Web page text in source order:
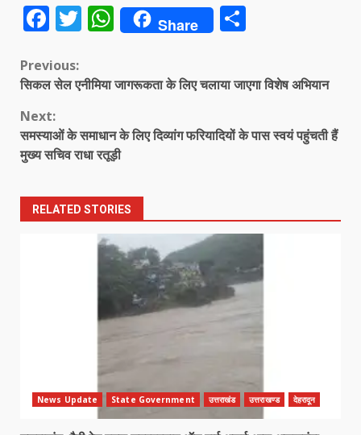
Facebook
Twitter
WhatsApp
Share
Continue
Previous:
सिकल सेल एनीमिया जागरूकता के लिए चलाया जाएगा विशेष अभियान
Next:
समस्याओं के समाधान के लिए दिव्यांग फरियादियों के पास स्वयं पहुंचती हैं
मुख्य सचिव राधा रतूड़ी
RELATED STORIES
News Update State Government उत्तराखंड उत्तराखण्ड देहरादून